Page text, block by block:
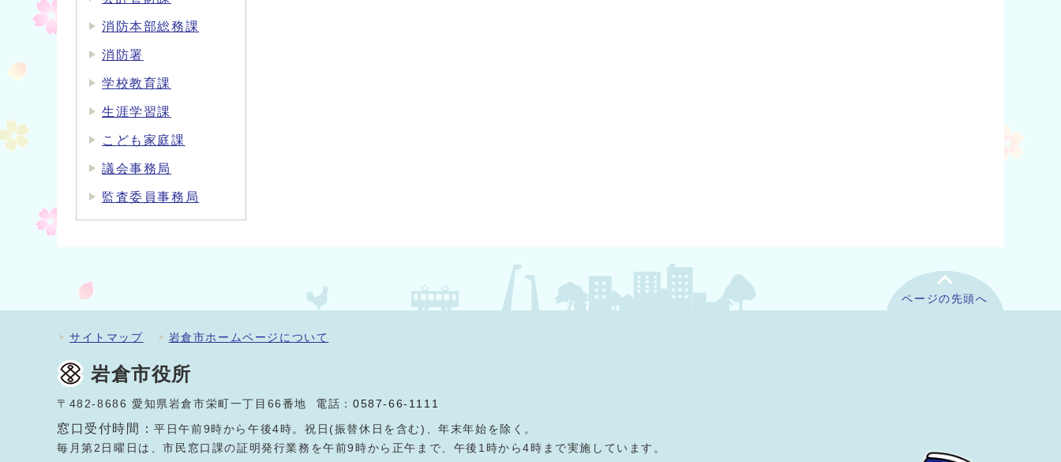
消防本部総務課
消防署
学校教育課
生涯学習課
こども家庭課
議会事務局
監査委員事務局
ページの先頭へ
サイトマップ 岩倉市ホームページについて
岩倉市役所
〒482-8686 愛知県岩倉市栄町一丁目66番地 電話：0587-66-1111
窓口受付時間：平日午前9時から午後4時。祝日(振替休日を含む)、年末年始を除く。
毎月第2日曜日は、市民窓口課の証明発行業務を午前9時から正午まで、午後1時から4時まで実施しています。